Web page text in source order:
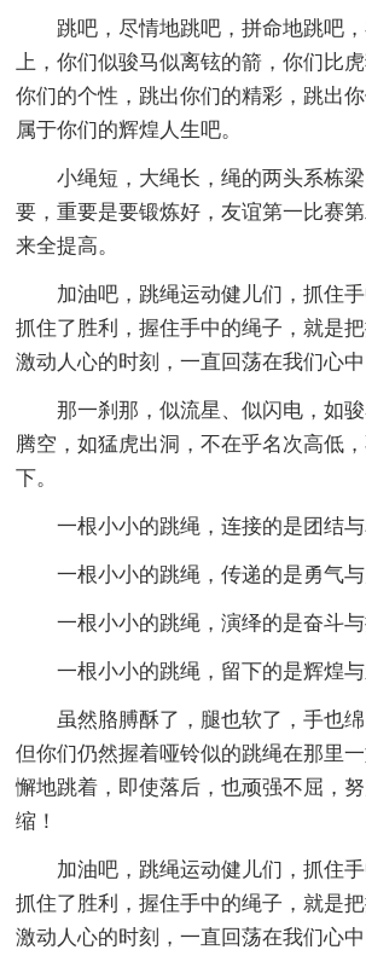
跳吧，尽情地跳吧，拼命地跳吧
上，你们似骏马似离铉的箭，你们比
你们的个性，跳出你们的精彩，跳出
属于你们的辉煌人生吧。
小绳短，大绳长，绳的两头系栋
要，重要是要锻炼好，友谊第一比赛
来全提高。
加油吧，跳绳运动健儿们，抓住
抓住了胜利，握住手中的绳子，就是
激动人心的时刻，一直回荡在我们心中
那一刹那，似流星、似闪电，如
腾空，如猛虎出洞，不在乎名次高低
下。
一根小小的跳绳，连接的是团结与
一根小小的跳绳，传递的是勇气与
一根小小的跳绳，演绎的是奋斗与
一根小小的跳绳，留下的是辉煌与
虽然胳膊酥了，腿也软了，手也
但你们仍然握着哑铃似的跳绳在那里
懈地跳着，即使落后，也顽强不屈，
缩！
加油吧，跳绳运动健儿们，抓住
抓住了胜利，握住手中的绳子，就是
激动人心的时刻，一直回荡在我们心中